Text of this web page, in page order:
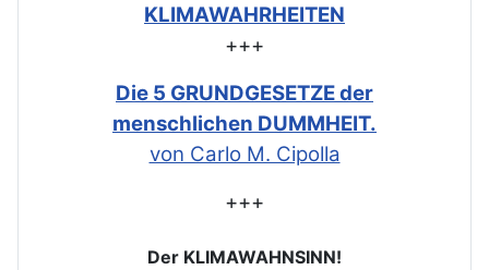
KLIMAWAHRHEITEN
+++
Die 5 GRUNDGESETZE der
menschlichen DUMMHEIT.
von Carlo M. Cipolla
+++
Der KLIMAWAHNSINN!